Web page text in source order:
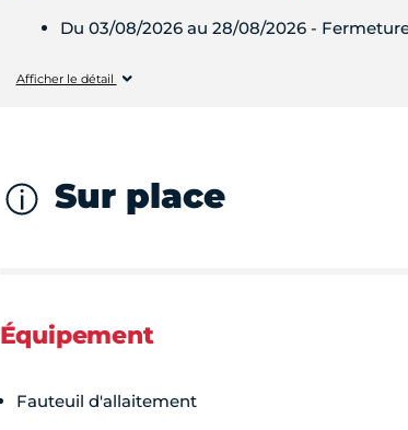
Du 03/08/2026 au 28/08/2026 -
Lundi
Mercredi
Afficher le détail
Sur place
Équipement
Fauteuil d'allaitement